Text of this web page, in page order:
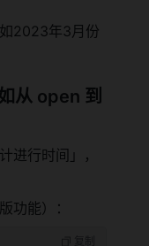
2023年3月份
从 open 到
进行时间」，
功能）：